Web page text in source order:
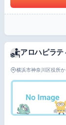
アロハピラテ
横浜市神奈川区役所